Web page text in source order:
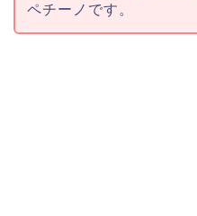
ペチーノです。